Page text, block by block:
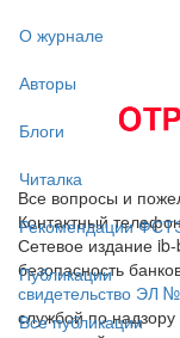
О журнале
Авторы
Блоги
Читалка
Рекомендации
Публикации
Все публикации
Все вопросы и
Контактный
Сетевое издание
безопасность
свидетельство ЭЛ
службой по